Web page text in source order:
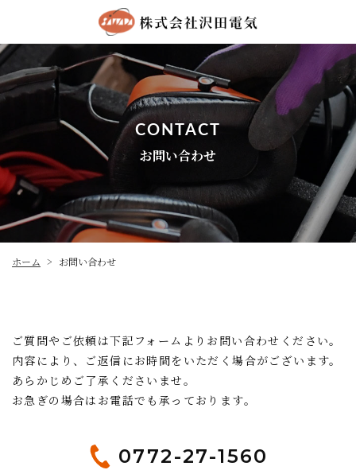
CONTACT
お問い合わせ
ホーム > お問い合わせ
ご質問やご依頼は下記フォームよりお問い合わせください。
内容により、ご返信にお時間をいただく場合がございます。
あらかじめご了承くださいませ。
お急ぎの場合はお電話でも承っております。
0772-27-1560